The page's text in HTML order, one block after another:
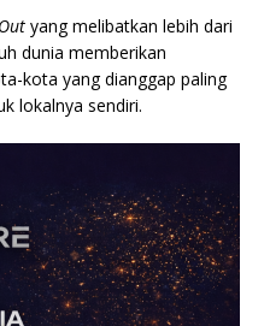
yang melibatkan lebih dari
dunia memberikan
kota yang dianggap paling
lokalnya sendiri.